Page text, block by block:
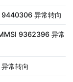
异常转向
9362396 异常
常转向